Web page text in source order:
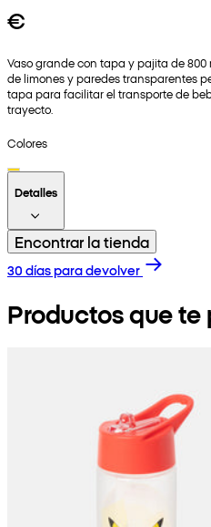
€
Vaso grande con tapa y pajita de
de limones y paredes transparentes
tapa para facilitar el transporte de
trayecto.
Colores
Detalles
Encontrar la tienda
30 días para devolver
Productos que